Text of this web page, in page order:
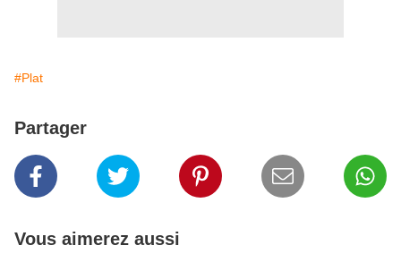
#Plat
Partager
Vous aimerez aussi